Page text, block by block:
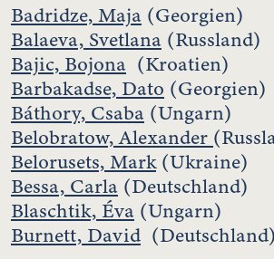
Badridze, Maja (Georgien)
Balaeva, Svetlana (Russland)
Bajic, Bojona (Kroatien)
Barbakadse, Dato (Georgien)
Báthory, Csaba (Ungarn)
Belobratow, Alexander
Belorusets, Mark(Ukraine)
Bessa, Carla (Deutschland)
Blaschtik, Éva (Ungarn)
Burnett, David